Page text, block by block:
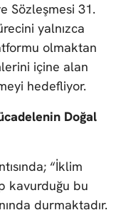
Sözleşmesi 31.
yalnızca
olmaktan
içine alan
hedefliyor.
Doğal
“İklim
kavurduğu bu
durmaktadır.